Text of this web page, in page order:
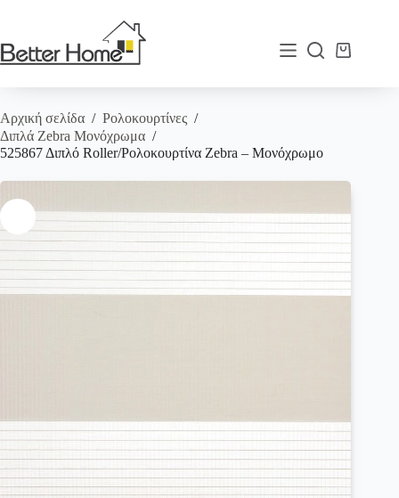
Καλάθι
Αρχική σελίδα / Ρολοκουρτίνες /
Διπλά Zebra Μονόχρωμα /
525867 Διπλό Roller/Ρολοκουρτίνα Zebra – Μονόχρωμο